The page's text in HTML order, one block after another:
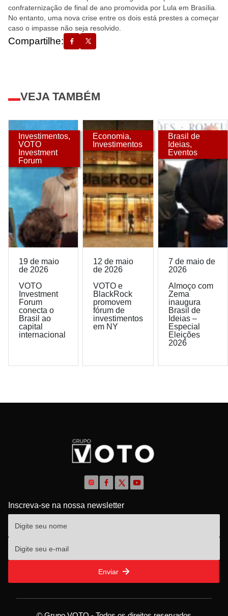
confraternização de final de ano promovida por Lula em Brasília.
No entanto, uma nova crise entre os dois está prestes a começar
caso o impasse não seja resolvido.
Compartilhe:
VEJA TAMBÉM
Investimentos,
VOTO
Investment
Forum
19 de maio
de 2026
VOTO
Investment
Forum
conecta o
Brasil ao
capital
internacional
Economia,
Investimentos
12 de maio
de 2026
VOTO e
BlackRock
promovem
fórum de
investimentos
em NY
Brasil de
Ideias,
Eventos
7 de maio de
2026
Almoço com
Zema
inaugura
Brasil de
Ideias –
Especial
Eleições
2026
Inscreva-se na nossa newsletter
Enviar